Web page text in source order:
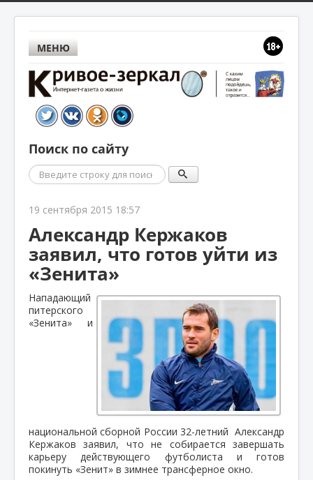
МЕНЮ
Поиск по сайту
Поиск
19 сентября 2015 18:57
Александр Кержаков
заявил, что готов уйти из
«Зенита»
Нападающий
питерского
«Зенита» и
национальной сборной России 32-летний Александр
Кержаков заявил, что не собирается завершать
карьеру действующего футболиста и готов
покинуть «Зенит» в зимнее трансферное окно.